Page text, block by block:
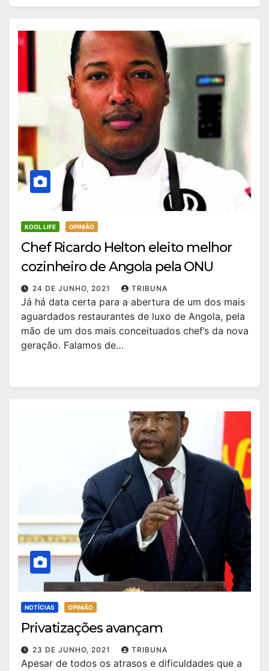
KOOL LIFE OPINIÃO
Chef Ricardo Helton eleito melhor
cozinheiro de Angola pela ONU
24 DE JUNHO, 2021 TRIBUNA
Já há data certa para a abertura de um dos mais
aguardados restaurantes de luxo de Angola, pela
mão de um dos mais conceituados chef’s da nova
geração. Falamos de…
NOTÍCIAS OPINIÃO
Privatizações avançam
23 DE JUNHO, 2021 TRIBUNA
Apesar de todos os atrasos e dificuldades que a